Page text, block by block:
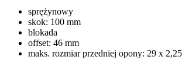
sprężynowy
skok: 100 mm
blokada
offset: 46 mm
maks. rozmiar przedniej opony: 29 x